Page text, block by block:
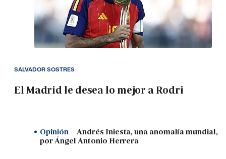
El Madrid le desea lo mejor a Rodri
SALVADOR SOSTRES
Opinión
Andrés Iniesta, una anomalía mundial,
por Ángel Antonio Herrera